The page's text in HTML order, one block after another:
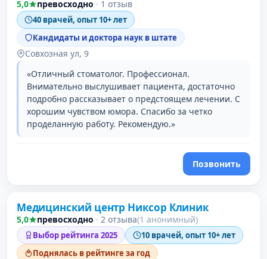
5,0 превосходно · 1 отзыв
40 врачей, опыт 10+ лет
Кандидаты и доктора наук в штате
Совхозная ул, 9
«Отличный стоматолог. Профессионал.
Внимательно выслушивает пациента, достаточно
подробно рассказывает о предстоящем лечении. С
хорошим чувством юмора. Спасибо за четко
проделанную работу. Рекомендую.»
Позвонить
Медицинский центр Никсор Клиник
5,0 превосходно · 2 отзыва(1 анонимный)
Выбор рейтинга 2025
10 врачей, опыт 10+ лет
Поднялась в рейтинге за год